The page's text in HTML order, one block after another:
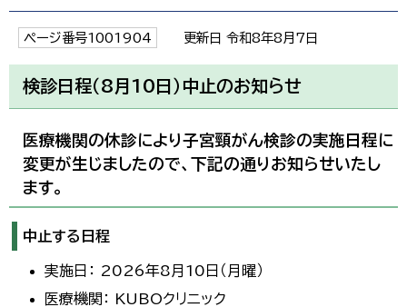
ページ番号1001904 更新日 令和8年8月7日
検診日程（8月10日）中止のお知らせ
医療機関の休診により子宮頸がん検診の実施日程に
変更が生じましたので、下記の通りお知らせいたし
ます。
中止する日程
実施日： 2026年8月10日（月曜）
医療機関： KUBOクリニック